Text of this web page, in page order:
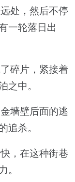
处，然后不停
一轮落日出
碎片，紧接着
之中。
墙壁后面的逃
追杀。
，在这种街巷
。